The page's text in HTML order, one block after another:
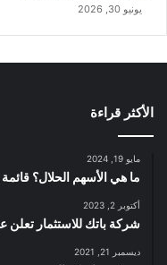
يونيو 30, 2026
الأكثر قراءة
مايو 19, 2024
ما هي الأسهم الحلال؟ قائمة
أكتوبر 2, 2023
شركة باتك للاستثمار تعلن
ديسمبر 21, 2021